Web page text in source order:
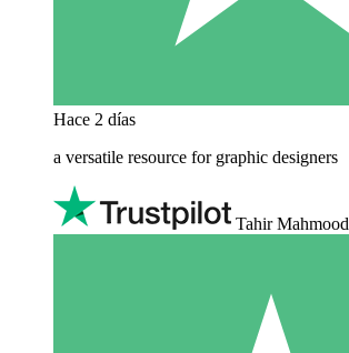
Hace 2 días
a versatile resource for graphic designers
Tahir Mahmood